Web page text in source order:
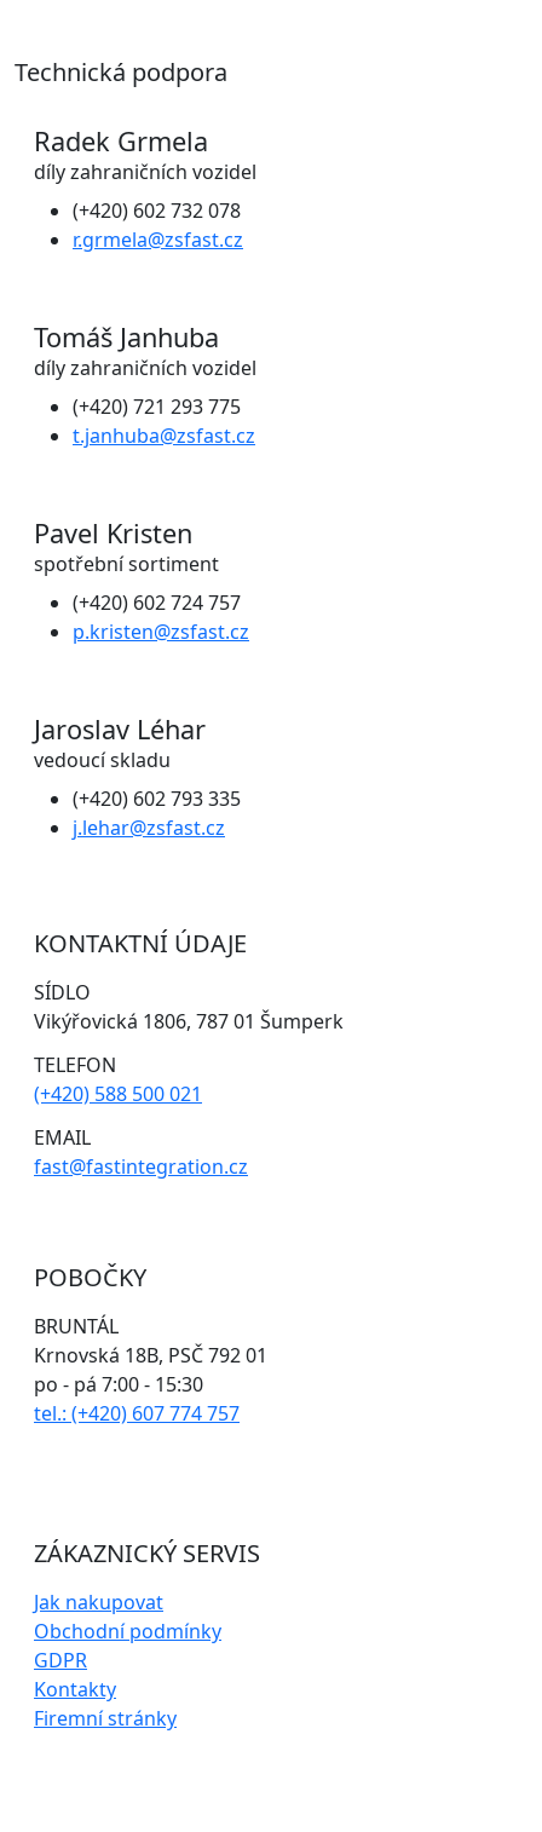
Technická podpora
Radek Grmela
díly zahraničních vozidel
(+420) 602 732 078
r.grmela@zsfast.cz
Tomáš Janhuba
díly zahraničních vozidel
(+420) 721 293 775
t.janhuba@zsfast.cz
Pavel Kristen
spotřební sortiment
(+420) 602 724 757
p.kristen@zsfast.cz
Jaroslav Léhar
vedoucí skladu
(+420) 602 793 335
j.lehar@zsfast.cz
KONTAKTNÍ ÚDAJE
SÍDLO
Vikýřovická 1806, 787 01 Šumperk
TELEFON
(+420) 588 500 021
EMAIL
fast@fastintegration.cz
POBOČKY
BRUNTÁL
Krnovská 18B, PSČ 792 01
po - pá 7:00 - 15:30
tel.: (+420) 607 774 757
ZÁKAZNICKÝ SERVIS
Jak nakupovat
Obchodní podmínky
GDPR
Kontakty
Firemní stránky